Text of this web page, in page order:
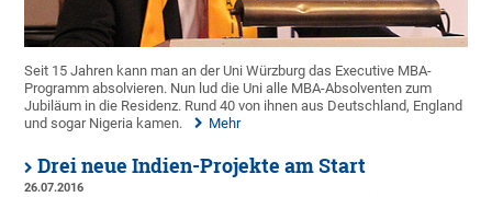
Seit 15 Jahren kann man an der Uni Würzburg das Executive MBA-
Programm absolvieren. Nun lud die Uni alle MBA-Absolventen zum
Jubiläum in die Residenz. Rund 40 von ihnen aus Deutschland, England
und sogar Nigeria kamen.
Mehr
Drei neue Indien-Projekte am Start
26.07.2016